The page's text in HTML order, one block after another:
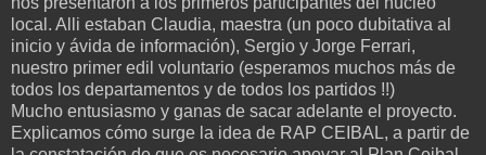
local. Alli estaban Claudia, maestra (un poco dubitativa al
inicio y ávida de información), Sergio y Jorge Ferrari,
nuestro primer edil voluntario (esperamos muchos más de
todos los departamentos y de todos los partidos !!)
Mucho entusiasmo y ganas de sacar adelante el proyecto.
Explicamos cómo surge la idea de RAP CEIBAL, a partir de